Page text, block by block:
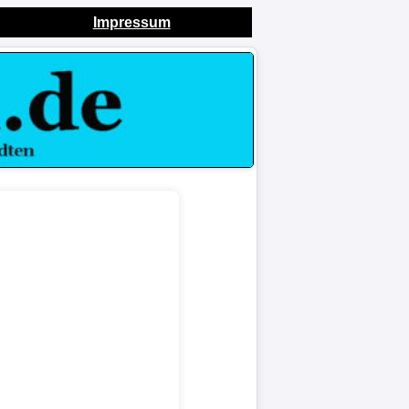
Impressum